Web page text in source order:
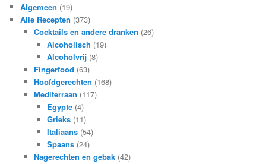
Algemeen (19)
Alle Recepten (373)
Cocktails en andere dranken (26)
Alcoholisch (19)
Alcoholvrij (8)
Fingerfood (63)
Hoofdgerechten (168)
Mediterraan (117)
Egypte (4)
Grieks (11)
Italiaans (54)
Spaans (24)
Nagerechten en gebak(42)